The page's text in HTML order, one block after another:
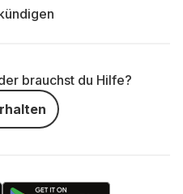
brauchst du Hilfe?